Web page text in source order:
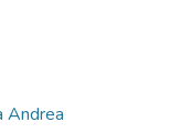
Andrea